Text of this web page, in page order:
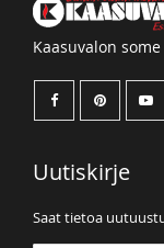
Kaasuvalon some
Uutiskirje
Saat tietoa